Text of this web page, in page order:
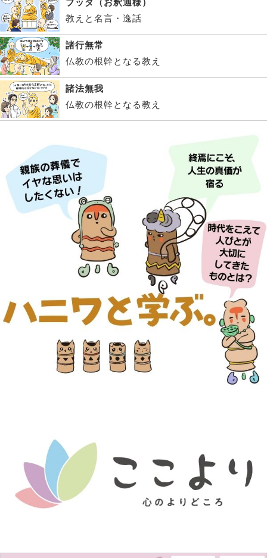
教えと名言・逸話
諸行無常
仏教の根幹となる教え
諸法無我
仏教の根幹となる教え